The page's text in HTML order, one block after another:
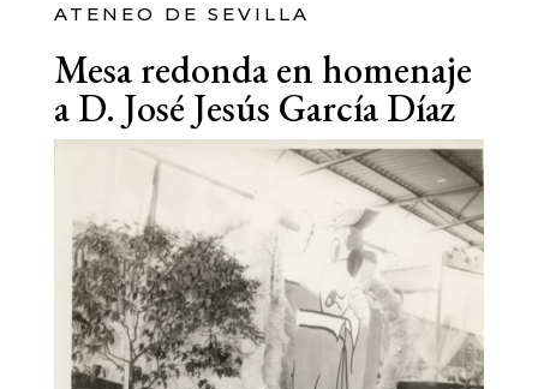
ATENEO DE SEVILLA
Mesa redonda en homenaje
a D. José Jesús García Díaz